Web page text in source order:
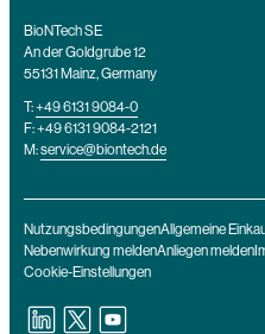
BioNTech SE
An der Goldgrube 12
55131 Mainz, Germany
T:+49 6131 9084-0
F: +49 6131 9084-2121
M:service@biontech.de
NutzungsbedingungenAllgemeine
Nebenwirkung meldenAnliegen melden
Cookie-Einstellungen